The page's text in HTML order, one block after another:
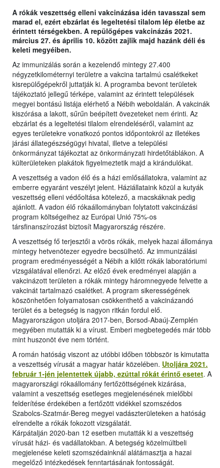
A rókák veszettség elleni vakcinázása idén tavasszal sem
marad el, ezért ebzárlat és legeltetési tilalom lép életbe az
érintett térségekben. A repülőgépes vakcinázás 2021.
március 27. és április 10. között zajlik majd hazánk déli és
keleti megyéiben.
Az immunizálás során a kezelendő mintegy 27.400
négyzetkilométernyi területre a vakcina tartalmú csalétkeket
kisrepülőgépekről juttatják ki. A programba bevont területek
tájékoztató jellegű térképe, valamint az érintett települések
megyei bontású listája elérhető a Nébih weboldalán. A vakcinák
kiszórása a lakott, sűrűn beépített övezeteket nem érinti. Az
ebzárlat és a legeltetési tilalom elrendeléséről, valamint az
egyes területekre vonatkozó pontos időpontokról az illetékes
járási állategészségügyi hivatal, illetve a települési
önkormányzat tájékoztat az önkormányzati hirdetőtáblákon. A
külterületeken plakátok figyelmeztetik majd a kirándulókat.
A veszettség a vadon élő és a házi emlősállatokra, valamint az
emberre egyaránt veszélyt jelent. Háziállataink közül a kutyák
veszettség elleni védőoltása kötelező, a macskáknak pedig
ajánlott. A vadon élő rókaállományban folytatott vakcinázási
program költségeihez az Európai Unió 75%-os
társfinanszírozást biztosít Magyarország részére.
A veszettség fő terjesztői a vörös rókák, melyek hazai állománya
mintegy hetvenötezer egyedre becsülhető. Az immunizálási
program eredményességét a Nébih a kilőtt rókák laboratóriumi
vizsgálatával ellenőrzi. Az előző évek eredményei alapján a
vakcinázott területen a rókák mintegy háromnegyede felvette a
vakcinát tartalmazó csalétket. A program sikerességének
köszönhetően folyamatosan csökkenthető a vakcinázandó
terület és a betegség is nagyon ritkán fordul elő.
Magyarországon utoljára 2017-ben, Borsod-Abaúj-Zemplén
megyében mutatták ki a vírust. Emberi megbetegedés már több
mint huszonöt éve nem történt.
A román hatóság viszont az utóbbi időben többször is kimutatta
a veszettség vírusát a magyar határ közelében. Utoljára 2021.
február 1-jén jelentettek újabb, ezúttal rókát érintő esetet. A
magyarországi rókaállomány fertőzöttségének kizárása,
valamint a veszettség esetleges megjelenésének mielőbbi
felderítése érdekében a fertőzött vidékkel szomszédos
Szabolcs-Szatmár-Bereg megyei vadászterületeken a hatóság
elrendelte a rókák fokozott vizsgálatát.
Kárpátalján 2020-ban 12 esetben mutatták ki a veszettség
vírusát házi- és vadállatokban. A betegség közelmúltbeli
megjelenése keleti szomszédainknál alátámasztja a hazai
megelőző intézkedések fenntartásának fontosságát.